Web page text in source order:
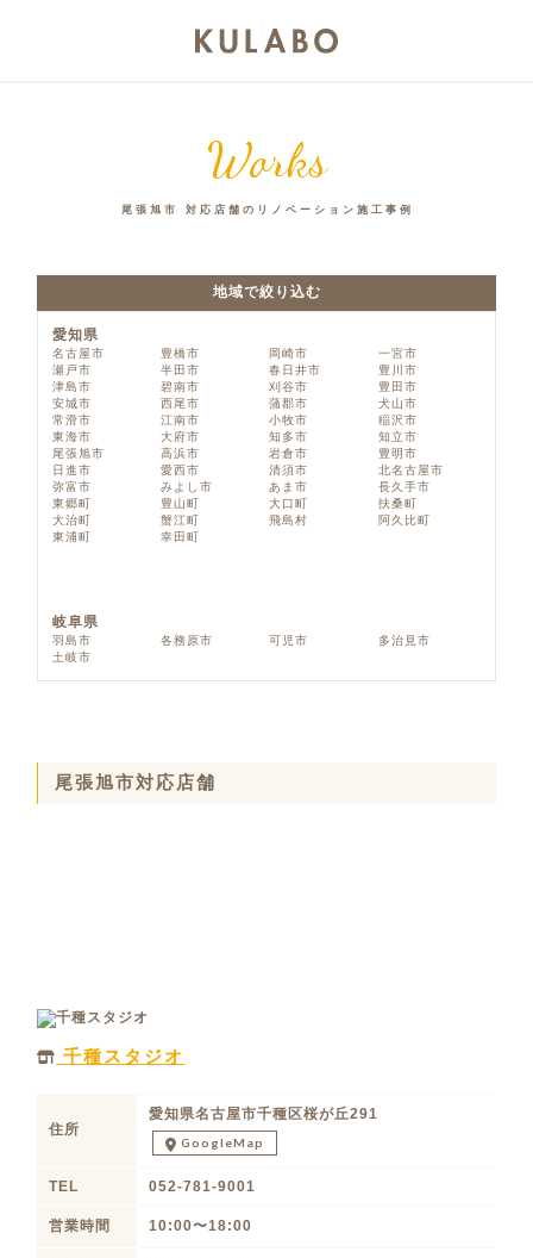
Works
尾張旭市 対応店舗のリノベーション施工事例
地域で絞り込む
愛知県
名古屋市 豊橋市 岡崎市
一宮市
瀬戸市
半田市 春日井市
豊川市
津島市
碧南市 刈谷市
豊田市
安城市
西尾市 蒲郡市
犬山市
常滑市
江南市 小牧市
稲沢市
東海市
大府市 知多市
知立市
尾張旭市
高浜市 岩倉市
豊明市
日進市
愛西市 清須市
北名古屋市
弥富市
みよし市 あま市
長久手市
東郷町
豊山町 大口町
扶桑町
大治町
蟹江町 飛島村
阿久比町
東浦町
幸田町
岐阜県
羽島市 各務原市 可児市
多治見市
土岐市
尾張旭市対応店舗
千種スタジオ
住所
愛知県名古屋市千種区桜が丘291
GoogleMap
TEL 052-781-9001
営業時間 10:00〜18:00